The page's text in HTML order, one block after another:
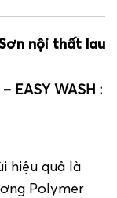
Sơn nội thất lau
EASY WASH :
hiệu quả là
Polymer